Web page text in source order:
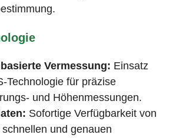
Vermessung: Einsatz
Technologie für präzise
und Höhenmessungen.
Sofortige Verfügbarkeit von
und genauen